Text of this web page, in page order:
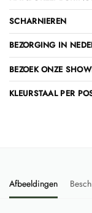
SCHARNIEREN
BEZORGING IN
BEZOEK ONZE
KLEURSTAAL PER
Afbeeldingen